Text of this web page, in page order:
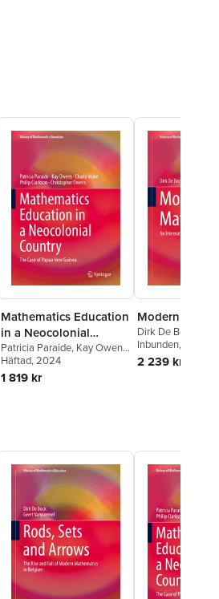
Mathematics Education
in a Neocolonial
Country: The Case of
Papua New Guinea
Patricia Paraide, Kay Owens,
Charly Muke,
Clarkson,
Owens
Häftad, 2024
1 819 kr
Modern
Dirk De Bock
Inbunden, 2023
2 239 kr